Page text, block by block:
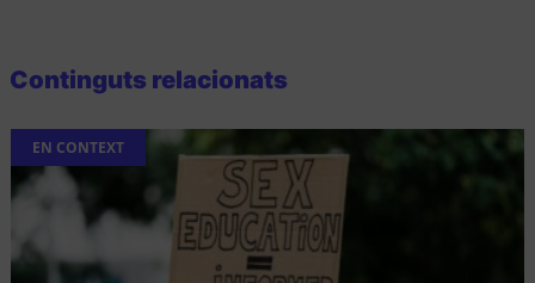
Continguts relacionats
EN CONTEXT